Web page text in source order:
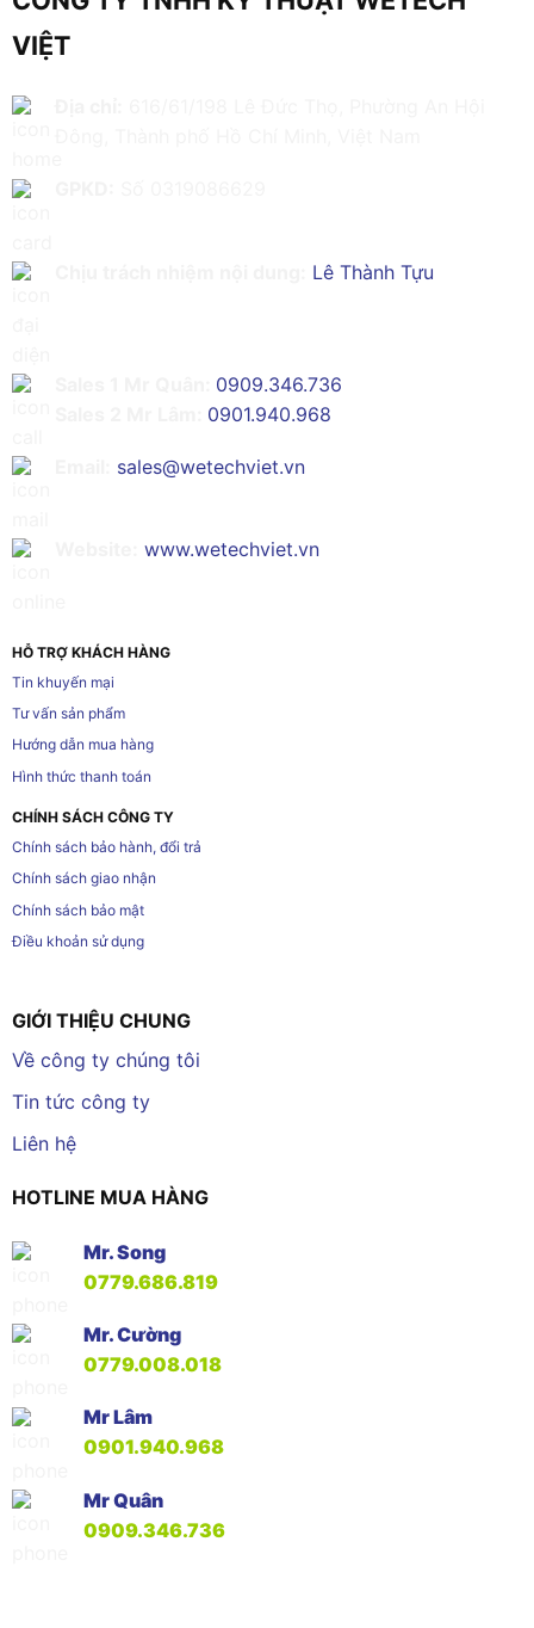
VIỆT
Lê Thành Tựu
0909.346.736
0901.940.968
sales@wetechviet.vn
www.wetechviet.vn
HỖ TRỢ KHÁCH HÀNG
Tin khuyến mại
Tư vấn sản phẩm
Hướng dẫn mua hàng
Hình thức thanh toán
CHÍNH SÁCH CÔNG TY
Chính sách bảo hành, đổi trả
Chính sách giao nhận
Chính sách bảo mật
Điều khoản sử dụng
GIỚI THIỆU CHUNG
Về công ty chúng tôi
Tin tức công ty
Liên hệ
HOTLINE MUA HÀNG
Mr. Song
0779.686.819
Mr. Cường
0779.008.018
Mr Lâm
0901.940.968
Mr Quân
0909.346.736